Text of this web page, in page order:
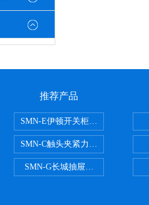
推荐产品
SMN-E伊顿开关柜触头夹紧力检
SMN-C触头夹紧力检测仪
SMN-G长城抽屉开关柜触头夹紧